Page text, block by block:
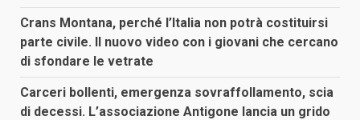
Crans Montana, perché l’Italia non potrà costituirsi
parte civile. Il nuovo video con i giovani che cercano
di sfondare le vetrate
Carceri bollenti, emergenza sovraffollamento, scia
di decessi. L’associazione Antigone lancia un grido